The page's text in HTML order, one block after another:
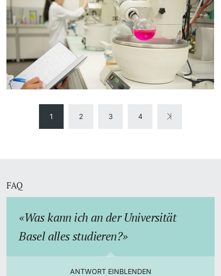
1 2 3 4
FAQ
Was kann ich an der Universität
Basel alles studieren?
ANTWORT EINBLENDEN